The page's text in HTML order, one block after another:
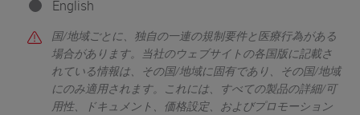
English
国/地域ごとに、独自の一連の規制要件と医療行為がある
場合があります。当社のウェブサイトの各国版に記載さ
れている情報は、その国/地域に固有であり、その国/地域
にのみ適用されます。これには、すべての製品の詳細/可
用性、ドキュメント、価格設定、およびプロモーション